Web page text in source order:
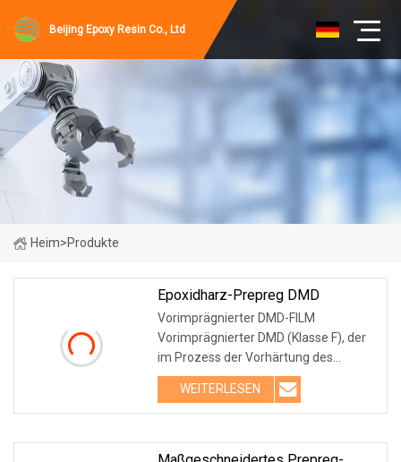
Beijing Epoxy Resin Co., Ltd
Heim>Produkte
Epoxidharz-Prepreg DMD
Vorimprägnierter DMD-FILM
Vorimprägnierter DMD (Klasse F), der
im Prozess der Vorhärtung des
modifizierten DMD der F-Klasse durch
Imprägnierung von
hochtemperaturbeständigem
Einbrennen von Zeichen entsteht
WEITERLESEN